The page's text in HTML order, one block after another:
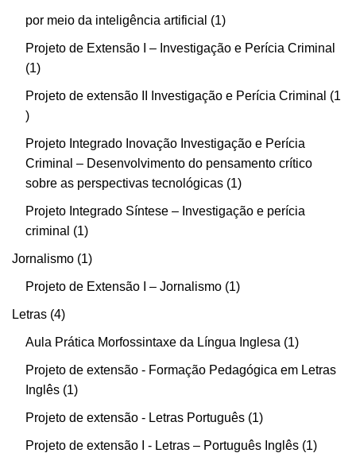
por meio da inteligência artificial 1
Projeto de Extensão I – Investigação e Perícia Criminal
1
Projeto de extensão II Investigação e Perícia Criminal 1
Projeto Integrado Inovação Investigação e Perícia
Criminal – Desenvolvimento do pensamento crítico
sobre as perspectivas tecnológicas 1
Projeto Integrado Síntese – Investigação e perícia
criminal
1
Jornalismo 1
Projeto de Extensão I – Jornalismo 1
Letras 4
Aula Prática Morfossintaxe da Língua Inglesa 1
Projeto de extensão - Formação Pedagógica em Letras
Inglês 1
Projeto de extensão - Letras Português 1
Projeto de extensão I - Letras – Português Inglês 1